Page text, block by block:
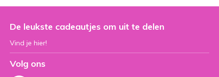
De leukste cadeautjes om uit te delen
Vind je hier!
Volg ons